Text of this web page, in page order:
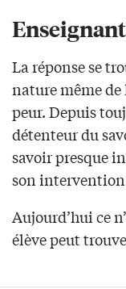
La réponse se
nature même
peur. Depuis
détenteur du
savoir presque
son
Aujourd’hui ce
élève peut